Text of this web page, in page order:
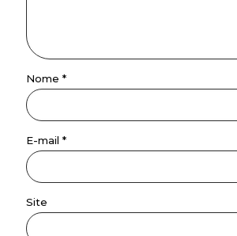
Nome *
E-mail *
Site